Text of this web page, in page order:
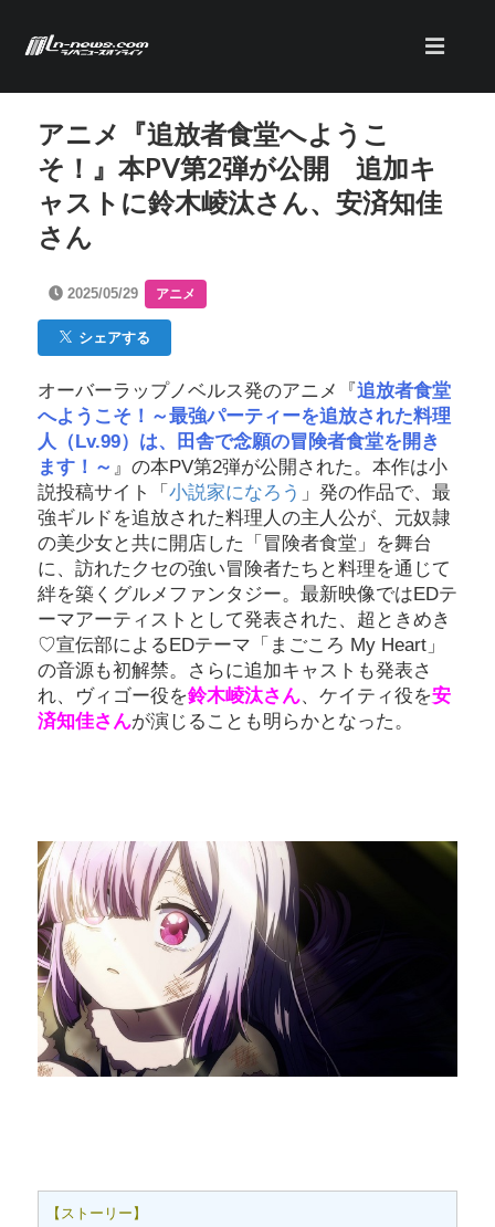
アニメ『追放者食堂へようこ
そ！』本PV第2弾が公開 追加キ
ャストに鈴木崚汰さん、安済知佳
さん
2025/05/29 アニメ
シェアする
オーバーラップノベルス発のアニメ『 追放者食堂
へようこそ！～最強パーティーを追放された料理
人（Lv.99）は、田舎で念願の冒険者食堂を開き
ます！～ 』の本PV第2弾が公開された。本作は小
説投稿サイト「 小説家になろう 」発の作品で、最
強ギルドを追放された料理人の主人公が、元奴隷
の美少女と共に開店した「冒険者食堂」を舞台
に、訪れたクセの強い冒険者たちと料理を通じて
絆を築くグルメファンタジー。最新映像ではEDテ
ーマアーティストとして発表された、超ときめき
♡宣伝部によるEDテーマ「まごころ My Heart」
の音源も初解禁。さらに追加キャストも発表さ
れ、ヴィゴー役を鈴木崚汰さん、ケイティ役を安
済知佳さんが演じることも明らかとなった。
【ストーリー】